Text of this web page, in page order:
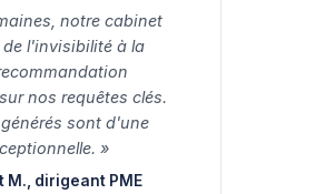
notre cabinet
l'invisibilité à la
nos requêtes clés.
sont d'une
»
dirigeant PME